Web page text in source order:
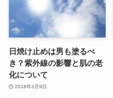
日焼け止めは男も塗るべ
き？紫外線の影響と肌の老
化について
2018年3月9日